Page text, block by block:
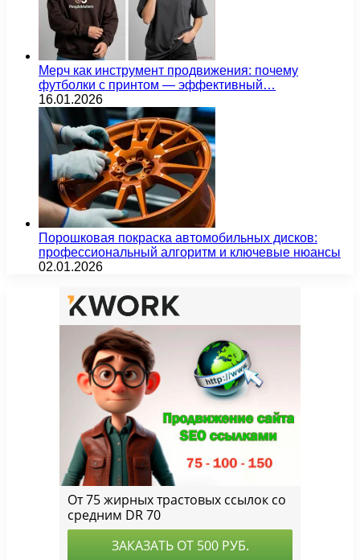
Мерч как инструмент продвижения: почему
футболки с принтом — эффективный…
16.01.2026
Порошковая покраска автомобильных дисков:
профессиональный алгоритм и ключевые нюансы
02.01.2026